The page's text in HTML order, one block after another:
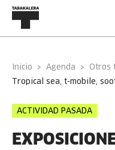
Inicio Agenda
Otros
tropical sea, t-mobile,
ACTIVIDAD PASADA